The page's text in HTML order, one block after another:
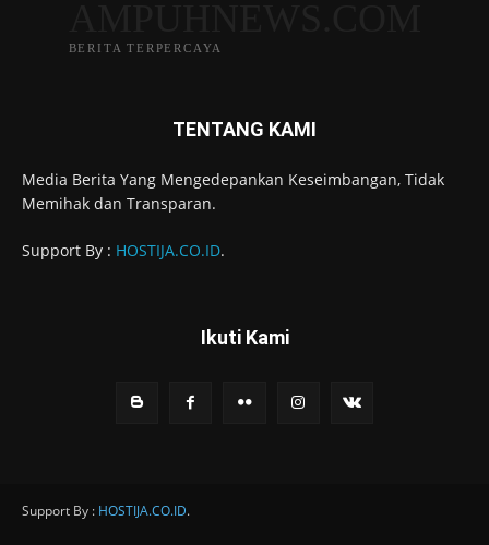
BERITA TERPERCAYA
TENTANG KAMI
Media Berita Yang Mengedepankan Keseimbangan, Tidak
Memihak dan Transparan.
Support By : HOSTIJA.CO.ID.
Ikuti Kami
Support By : HOSTIJA.CO.ID.